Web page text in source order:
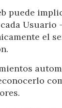
puede
el